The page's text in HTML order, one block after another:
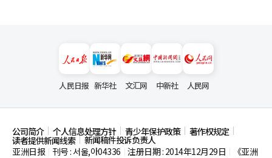
人民日报 新华社 文汇网 中新社 人民网
公司简介 个人信息处理方针 青少年保护政策 著作权规定
读者提供新闻线索
新闻稿件投诉负责人
亚洲日报
刊号 : 서울,아04336 注册日期 : 2014年12月29日
《亚洲